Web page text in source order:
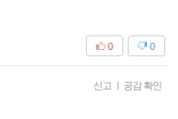
0
0
신고 | 공감 확인